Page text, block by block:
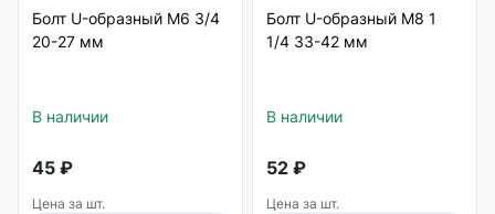
Болт U-образный М6 3/4
20-27 мм
В наличии
45 ₽
Цена за шт.
Болт U-образный М8 1
1/4 33-42 мм
В наличии
52 ₽
Цена за шт.